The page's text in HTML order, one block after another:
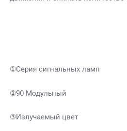
①Серия сигнальных ламп
②90 Модульный
③Излучаемый цвет